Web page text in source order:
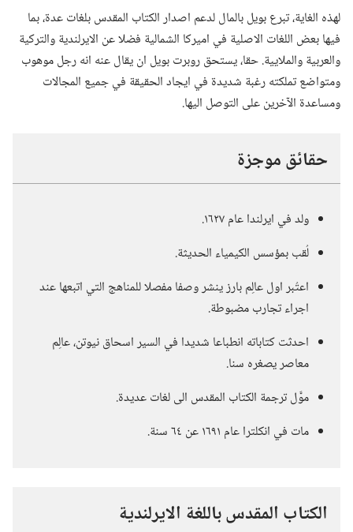
لهذه الغاية،‏ تبرع بويل بالمال لدعم اصدار الكتاب المقدس بلغات عدة،‏ بما
فيها بعض اللغات الاصلية في اميركا الشمالية فضلا عن الايرلندية والتركية
والعربية والملايية.‏ حقا،‏ يستحق روبرت بويل ان يقال عنه انه رجل موهوب
ومتواضع تملكته رغبة شديدة في ايجاد الحقيقة في جميع المجالات
ومساعدة الآخرين على التوصل اليها.‏
حقائق موجزة
ولد في ايرلندا عام ١٦٢٧.‏
لُقب بمؤسس الكيمياء الحديثة.‏
اعتُبر اول عالِم بارز ينشر وصفا مفصلا للمناهج التي اتبعها عند
اجراء تجارب مضبوطة.‏
احدثت كتاباته انطباعا شديدا في السير اسحاق نيوتن،‏ عالِم
معاصر يصغره سنا.‏
موَّل ترجمة الكتاب المقدس الى لغات عديدة.‏
مات في انكلترا عام ١٦٩١ عن ٦٤ سنة.‏
الكتاب المقدس باللغة الايرلندية